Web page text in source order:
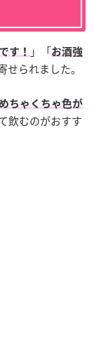
す！ 」「お酒強
せられました。
めちゃくちゃ色が
飲むのがおすす